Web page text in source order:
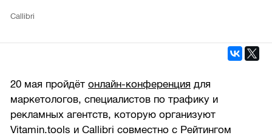
Callibri
20 мая пройдётонлайн-конференция для
маркетологов, специалистов по трафику и
рекламных агентств, которую организуют
Vitamin.tools и Callibri совместно с Рейтингом